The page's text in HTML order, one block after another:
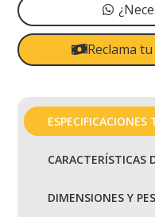
Reclama
ESPECIFICACIONES
CARACTERÍSTICAS
DIMENSIONES Y